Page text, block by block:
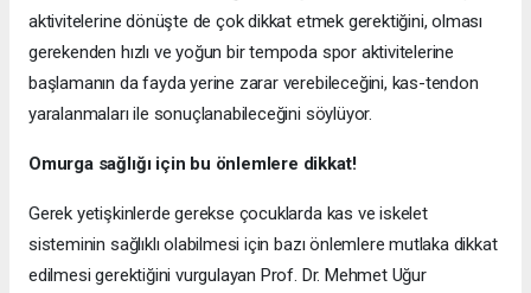
aktivitelerine dönüşte de çok dikkat etmek gerektiğini, olması
gerekenden hızlı ve yoğun bir tempoda spor aktivitelerine
başlamanın da fayda yerine zarar verebileceğini, kas-tendon
yaralanmaları ile sonuçlanabileceğini söylüyor.
Omurga sağlığı için bu önlemlere dikkat!
Gerek yetişkinlerde gerekse çocuklarda kas ve iskelet
sisteminin sağlıklı olabilmesi için bazı önlemlere mutlaka dikkat
edilmesi gerektiğini vurgulayan Prof. Dr. Mehmet Uğur